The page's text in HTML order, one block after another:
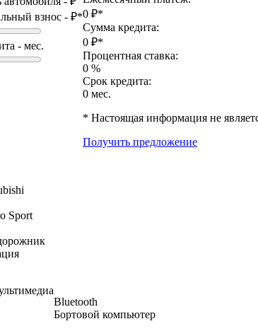
взнос - ₽*
- мес.
0 ₽*
Сумма кредита:
0 ₽*
Процентная ставка:
0 %
Срок кредита:
0 мес.
* Настоящая информация не
Получить предложение
Sport
Bluetooth
Бортовой компьютер